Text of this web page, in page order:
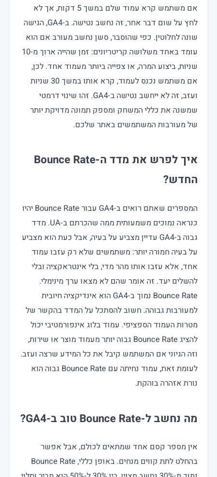
אם משתמש קרא עמוד שלם במשך 5 דקות, אך לא
לחץ על שום דבר אחר, זה נחשב נטישה. ב-GA4, הגישה
שונה לחלוטין. כפי שהוסבר, סשן נחשב מעורב אם הוא
עומד באחד משלושה קריטריונים: זמן שהייה ארוך מ-10
שניות, ביצוע המרה, או צפייה ביותר מעמוד אחד. לכן,
אם משתמש נכנס לעמוד, קרא אותו במשך 30 שניות
ועזב, זה לא ייחשב נטישה ב-GA4. זהו שינוי דרמטי
שמשנה את כללי המשחק ומספק תמונה מדויקת יותר
של מעורבות המשתמשים באתר שלכם.
איך לפרש את מדד ה-Bounce Rate
החדש?
המספרים שאתם רואים ב-GA4 עבור Bounce Rate יהיו
כנראה נמוכים משמעותית ממה שהכרתם ב-UA. מדד
גבוה ב-GA4 עדיין מצביע על בעיה, אבל כעת הוא מצביע
על בעיה חמורה יותר: משתמשים שלא רק עזבו עמוד
אחד, אלא עזבו אותו מהר מדי, בלי אינטראקציה ובלי
להשלים יעד. זה אומר שהם לא מצאו ערך מינימלי.
Bounce Rate נמוך ב-GA4 הוא אינדיקציה חיובית
למעורבות גבוהה. חשוב להסתכל על המדד בהקשר של
מטרות העמוד הספציפי. עמוד בלוג אינפורמטיבי יכול
להציג Bounce Rate גבוה יותר מעמוד מוצר או שירות,
וזה הגיוני אם המשתמש קיבל את כל המידע שרצה ועזב.
לעומת זאת, עמוד נחיתה עם Bounce Rate גבוה הוא
נורת אזהרה בוהקת.
מה נחשב ל-Bounce Rate טוב ב-GA4?
אין מספר קסם אחד שמתאים לכולם, אבל אפשר
בהחלט לתת קווים מנחים. באופן כללי, Bounce Rate